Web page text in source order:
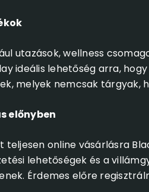
utazások, wellness
ideális lehetőség arra,
melyek nemcsak tárgyak,
előnyben
online vásárlásra
lehetőségek és a
Érdemes előre